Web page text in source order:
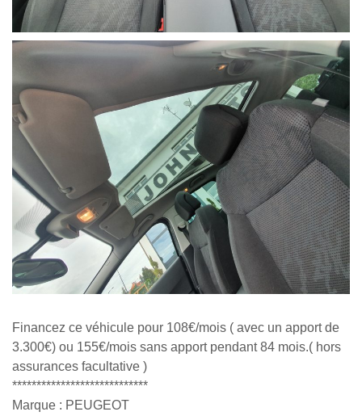
Financez ce véhicule pour 108€/mois ( avec un apport de
3.300€) ou 155€/mois sans apport pendant 84 mois.( hors
assurances facultative )
****************************
Marque : PEUGEOT